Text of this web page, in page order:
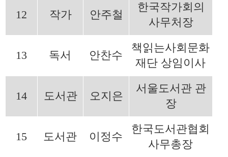
12 작가 안주철
한국작가회의
사무처장
13 독서 안찬수
책읽는사회문화
재단 상임이사
14 도서관 오지은
서울도서관 관
장
15 도서관 이정수
한국도서관협회
사무총장